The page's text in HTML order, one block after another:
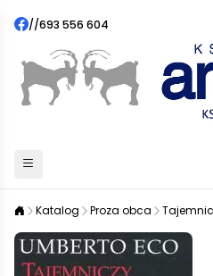
//693 556 604
Katalog Proza obca